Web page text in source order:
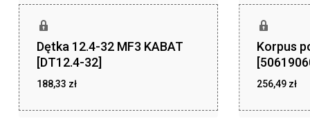
Dętka 12.4-32 MF3 KABAT
[DT12.4-32]
188,33 zł
Korpus
256,49 zł